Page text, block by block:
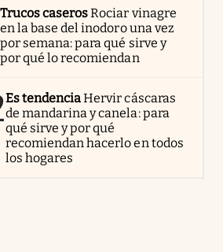
Trucos caserosRociar vinagre
en la base del inodoro una vez
por semana: para qué sirve y
por qué lo recomiendan
Es tendenciaHervir cáscaras
de mandarina y canela: para
qué sirve y por qué
recomiendan hacerlo en todos
los hogares